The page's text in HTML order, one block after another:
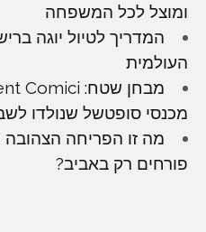
ומוצל לכל המשפחה
המדריך לטיול יוגה
העולמית
מכנסי סופטשל שנולדו
מה זו הפריחה הצהובה
פורחים רק באביב?